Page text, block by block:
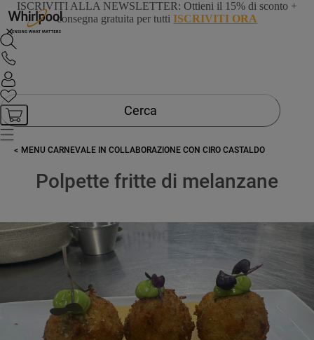
ISCRIVITI ALLA NEWSLETTER: Ottieni il 15% di sconto +
consegna gratuita per tutti ISCRIVITI ORA
Cerca
MENU CARNEVALE IN COLLABORAZIONE CON CIRO CASTALDO
Polpette fritte di melanzane